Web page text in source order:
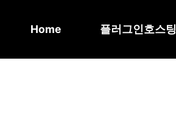
Home 플러그인호스팅